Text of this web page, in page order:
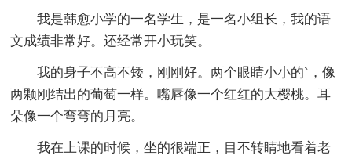
我是韩愈小学的一名学生，是一名小组长，我的语
文成绩非常好。还经常开小玩笑。
我的身子不高不矮，刚刚好。两个眼睛小小的`，像
两颗刚结出的葡萄一样。嘴唇像一个红红的大樱桃。耳
朵像一个弯弯的月亮。
我在上课的时候，坐的很端正，目不转睛地看着老